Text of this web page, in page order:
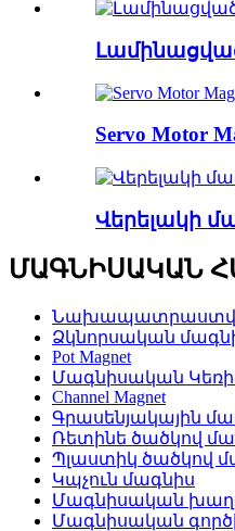
Servo Motor
Վերելակի
ՄԱԳՆԻՍԱԿԱՆ
Ձկնորսական
Pot Magnet
Մագնիսական
Channel Magnet
Գրասենյակային
Ռետինե ծածկով
Պլաստիկ ծածկով
Կպչուն մագնիս
Մագնիսական
Մագնիսական